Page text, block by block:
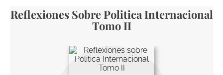
Reflexiones Sobre Politica Internacional
Tomo II
edición especial